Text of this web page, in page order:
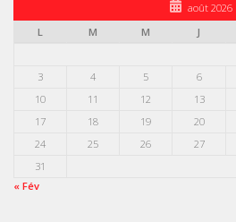
août 2026
L
M M J
3
4 5 6
10
11 12 13
17
18 19 20
24
25 26 27
31
« Fév